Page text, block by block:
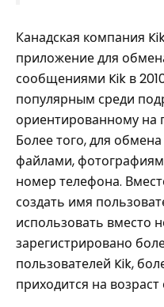
Канадская компания
приложение для
сообщениями Kik в
популярным среди
ориентированному на
Более того, для
файлами,
номер телефона.
создать имя
использовать вместо
зарегистрировано
пользователей Kik,
приходится на возраст